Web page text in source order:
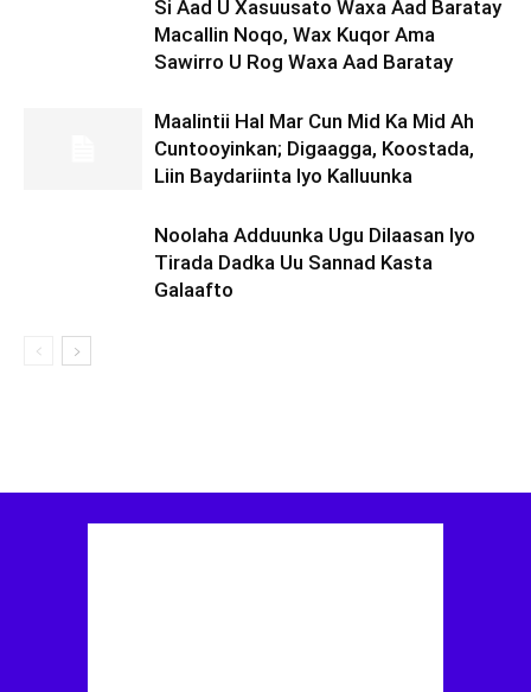
Si Aad U Xasuusato Waxa Aad Baratay
Macallin Noqo, Wax Kuqor Ama
Sawirro U Rog Waxa Aad Baratay
Maalintii Hal Mar Cun Mid Ka Mid Ah
Cuntooyinkan; Digaagga, Koostada,
Liin Baydariinta Iyo Kalluunka
Noolaha Adduunka Ugu Dilaasan Iyo
Tirada Dadka Uu Sannad Kasta
Galaafto